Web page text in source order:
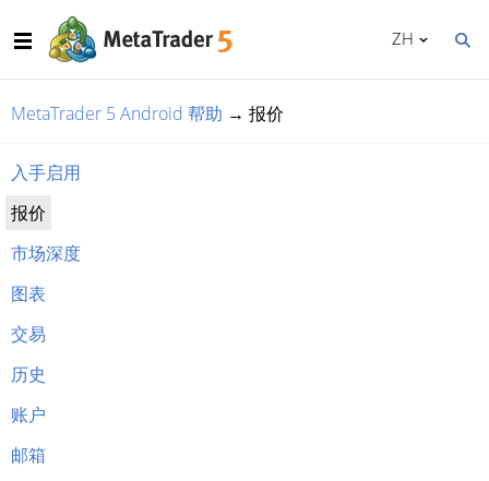
ZH
MetaTrader 5 Android 帮助 → 报价
入手启用
报价
市场深度
图表
交易
历史
账户
邮箱